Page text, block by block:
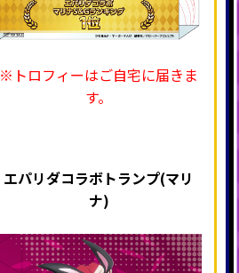
※トロフィーはご自宅に届きま
す。
エパリダコラボトランプ(マリ
ナ)